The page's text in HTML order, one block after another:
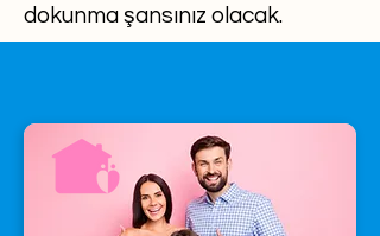
dokunma şansınız olacak.